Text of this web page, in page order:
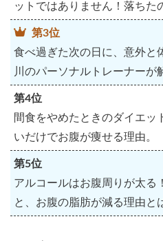
ットではありません！落ちた
第3位
食べ過ぎた次の日に、意外と
川のパーソナルトレーナーが
第4位
間食をやめたときのダイエッ
いだけでお腹が痩せる理由。
第5位
アルコールはお腹周りが太る
と、お腹の脂肪が減る理由と